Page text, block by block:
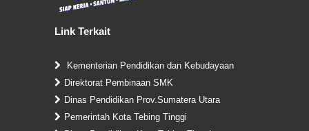
Link Terkait
Kementerian Pendidikan dan Kebudayaan
Direktorat Pembinaan SMK
Dinas Pendidikan Prov.Sumatera Utara
Pemerintah Kota Tebing Tinggi